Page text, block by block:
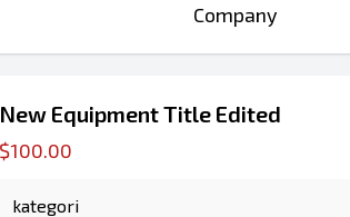
Company
New Equipment Title Edited
$100.00
kategori